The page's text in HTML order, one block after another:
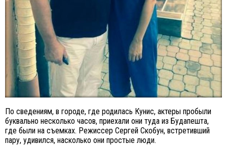
По сведениям, в городе, где родилась Кунис, актеры пробыли
буквально несколько часов, приехали они туда из Будапешта,
где были на съемках. Режиссер Сергей Скобун, встретивший
пару, удивился, насколько они простые люди.